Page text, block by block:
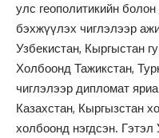
улс геополитикийн
бэхжүүлэх чиглэлээр
Узбекистан, Кыргыстан
Холбоонд Тажикстан,
чиглэлээр дипломат
Казахстан, Кыргызстан
холбоонд нэгдсэн.